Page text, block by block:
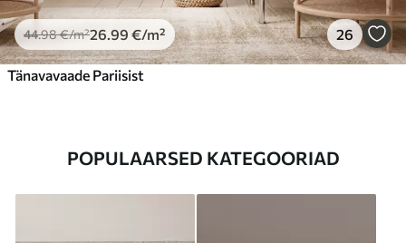
44.98€/m²26 .99 €/m² 26
Tänavavaade Pariisist
POPULAARSED KATEGOORIAD